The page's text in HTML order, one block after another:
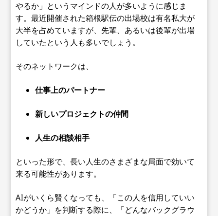
やるか」というマインドの人が多いように感じま
す。最近開催された箱根駅伝の出場校は有名私大が
大半を占めていますが、先輩、あるいは後輩が出場
していたという人も多いでしょう。
そのネットワークは、
仕事上のパートナー
新しいプロジェクトの仲間
人生の相談相手
といった形で、長い人生のさまざまな局面で効いて
来る可能性があります。
AIがいくら賢くなっても、「この人を信用していい
かどうか」を判断する際に、「どんなバックグラウ